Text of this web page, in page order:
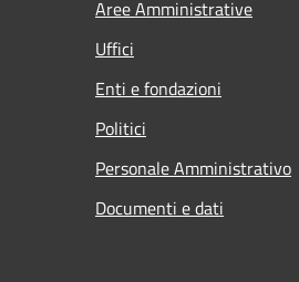
Aree Amministrative
Uffici
Enti e fondazioni
Politici
Personale Amministrativo
Documenti e dati